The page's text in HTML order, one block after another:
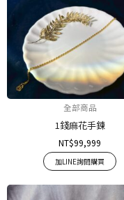
全部商品
1錢麻花手鍊
NT$99,999
加LINE詢問購買